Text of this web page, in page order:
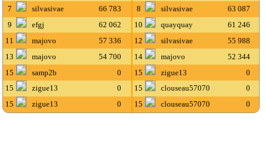
7
silvasivae 66 783 8 silvasivae
63 087
9
efgj 62 062 10 quayquay
61 246
11
majovo 57 336 12 silvasivae
55 988
13
majovo 54 700 14 majovo
52 344
15
samp2b 0 15 zigue13
0
15
zigue13 0 15 clouseau57070
0
15
zigue13 0 15 clouseau57070 0